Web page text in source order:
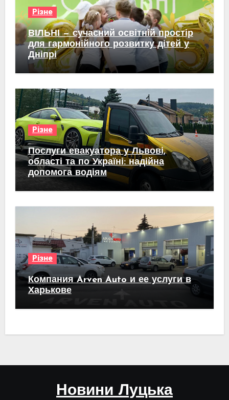
Різне
ВІЛЬНІ — сучасний освітній простір
для гармонійного розвитку дітей у
Дніпрі
Різне
Послуги евакуатора у Львові,
області та по Україні: надійна
допомога водіям
Різне
Компания Arven Auto и ее услуги в
Харькове
Новини Луцька